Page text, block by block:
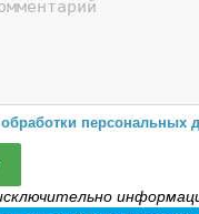
обработки персональных